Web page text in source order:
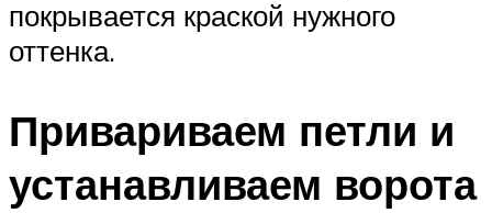
покрывается краской нужного
оттенка.
Привариваем петли и
устанавливаем ворота